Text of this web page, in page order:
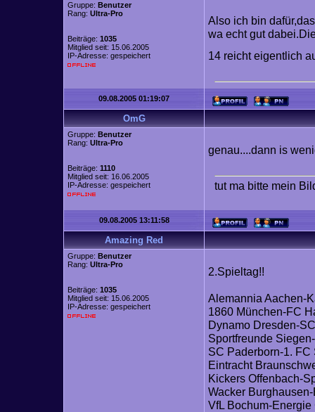
Gruppe: Benutzer
Rang: Ultra-Pro
Beiträge: 1035
Mitglied seit: 15.06.2005
IP-Adresse: gespeichert
Also ich bin
wa echt gut
14 reicht eigentlich
09.08.2005 01:19:07
OmG
Gruppe: Benutzer
Rang: Ultra-Pro
Beiträge: 1110
Mitglied seit: 16.06.2005
IP-Adresse: gespeichert
genau....dann is
tut ma bitte mein
09.08.2005 13:11:58
Amazing Red
Gruppe: Benutzer
Rang: Ultra-Pro
Beiträge: 1035
Mitglied seit: 15.06.2005
IP-Adresse: gespeichert
2.Spieltag!!
Alemannia Aachen-
1860 München-FC
Dynamo Dresden-
Sportfreunde
SC Paderborn-1. FC
Eintracht
Kickers Offenbach-
Wacker
VfL Bochum-Energie